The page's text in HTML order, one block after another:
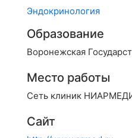
Эндокринология
Образование
Воронежская
Место работы
Сеть клиник
Сайт